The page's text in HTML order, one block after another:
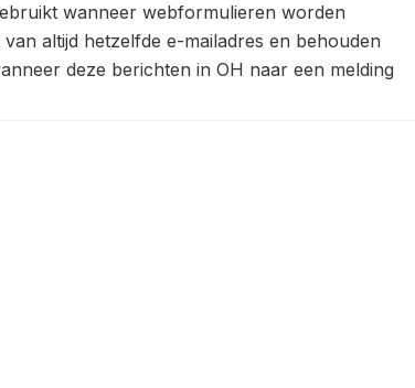
wanneer webformulieren worden
altijd hetzelfde e-mailadres en behouden
deze berichten in OH naar een melding